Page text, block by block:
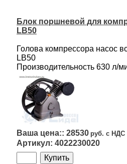
Блок поршневой для
LB50
Голова компрессора насос
LB50
Производительность 630 л/
28530
4022230020